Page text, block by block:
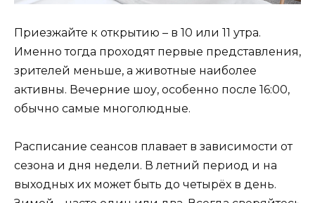
Приезжайте к открытию – в 10 или 11 утра.
Именно тогда проходят первые представления,
зрителей меньше, а животные наиболее
активны. Вечерние шоу, особенно после 16:00,
обычно самые многолюдные.
Расписание сеансов плавает в зависимости от
сезона и дня недели. В летний период и на
выходных их может быть до четырёх в день.